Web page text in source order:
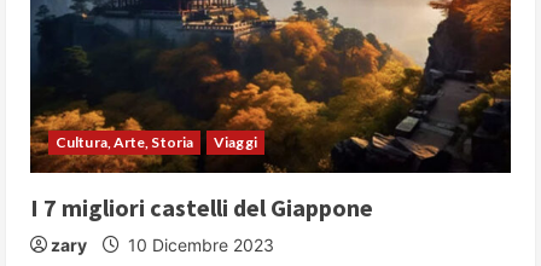
Cultura, Arte, Storia Viaggi
I 7 migliori castelli del Giappone
zary 10 Dicembre 2023